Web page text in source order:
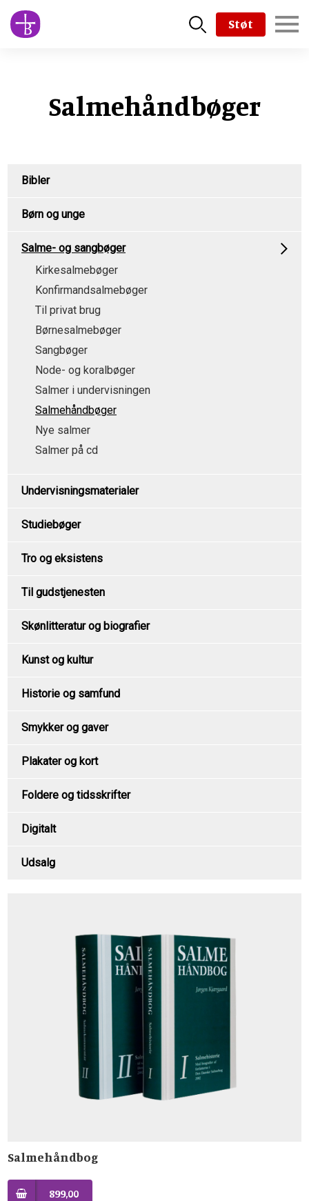
Skip
to
Støt
Salmehåndbøger
Product
Bibler
Børn og unge
Salme- og sangbøger
Kirkesalmebøger
Konfirmandsalmebøger
Til privat brug
Børnesalmebøger
Sangbøger
Node- og koralbøger
Salmer i undervisningen
Salmehåndbøger
Nye salmer
Salmer på cd
Undervisningsmaterialer
Studiebøger
Tro og eksistens
Til gudstjenesten
Skønlitteratur og biografier
Kunst og kultur
Historie og samfund
Smykker og gaver
Plakater og kort
Foldere og tidsskrifter
Digitalt
Udsalg
Salmehåndbog
899,00